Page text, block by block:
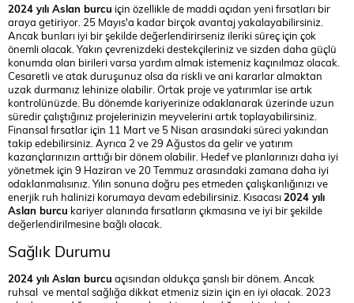
2024 yılı Aslan burcu için özellikle de maddi açıdan yeni fırsatları bir
araya getiriyor. 25 Mayıs'a kadar birçok avantaj yakalayabilirsiniz.
Ancak bunları iyi bir şekilde değerlendirirseniz ileriki süreç için çok
önemli olacak. Yakın çevrenizdeki destekçileriniz ve sizden daha güçlü
konumda olan birileri varsa yardım almak istemeniz kaçınılmaz olacak.
Cesaretli ve atak duruşunuz olsa da riskli ve ani kararlar almaktan
uzak durmanız lehinize olabilir. Ortak proje ve yatırımlar ise artık
kontrolünüzde. Bu dönemde kariyerinize odaklanarak üzerinde uzun
süredir çalıştığınız projelerinizin meyvelerini artık toplayabilirsiniz.
Finansal fırsatlar için 11 Mart ve 5 Nisan arasındaki süreci yakından
takip edebilirsiniz. Ayrıca 2 ve 29 Ağustos da gelir ve yatırım
kazançlarınızın arttığı bir dönem olabilir. Hedef ve planlarınızı daha iyi
yönetmek için 9 Haziran ve 20 Temmuz arasındaki zamana daha iyi
odaklanmalısınız. Yılın sonuna doğru pes etmeden çalışkanlığınızı ve
enerjik ruh halinizi korumaya devam edebilirsiniz. Kısacası 2024 yılı
Aslan burcu kariyer alanında fırsatların çıkmasına ve iyi bir şekilde
değerlendirilmesine bağlı olacak.
Sağlık Durumu
2024 yılı Aslan burcu açısından oldukça şanslı bir dönem. Ancak
ruhsal ve mental sağlığa dikkat etmeniz sizin için en iyi olacak. 2023